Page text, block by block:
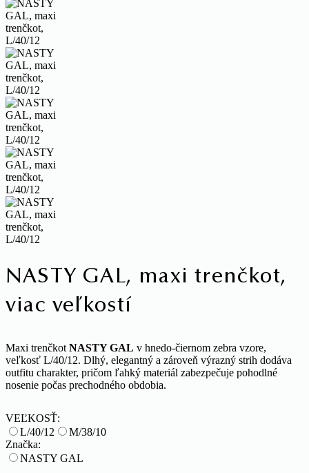
NASTY GAL, maxi trenčkot,
viac veľkostí
Maxi trenčkot NASTY GAL v hnedo-čiernom zebra vzore,
veľkosť L/40/12. Dlhý, elegantný a zároveň výrazný strih dodáva
outfitu charakter, pričom ľahký materiál zabezpečuje pohodlné
nosenie počas prechodného obdobia.
VEĽKOSŤ:
L/40/12
M/38/10
Značka:
NASTY GAL